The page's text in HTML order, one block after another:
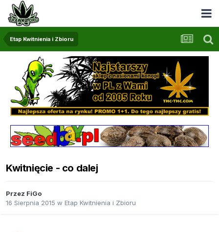
Etap Kwitnienia i Zbioru
Kwitnięcie - co dalej
Przez FiGo
16 Sierpnia 2015 w Etap Kwitnienia i Zbioru